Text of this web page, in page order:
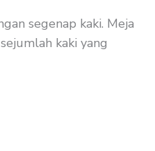
segenap kaki. Meja
kaki yang